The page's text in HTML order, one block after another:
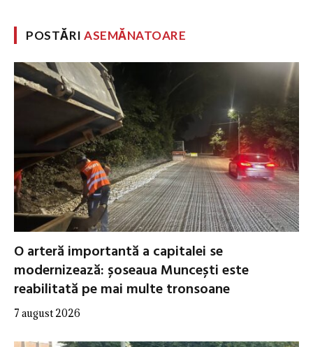
POSTĂRIASEMĂNATOARE
O arteră importantă a capitalei se
modernizează: șoseaua Muncești este
reabilitată pe mai multe tronsoane
7 august 2026